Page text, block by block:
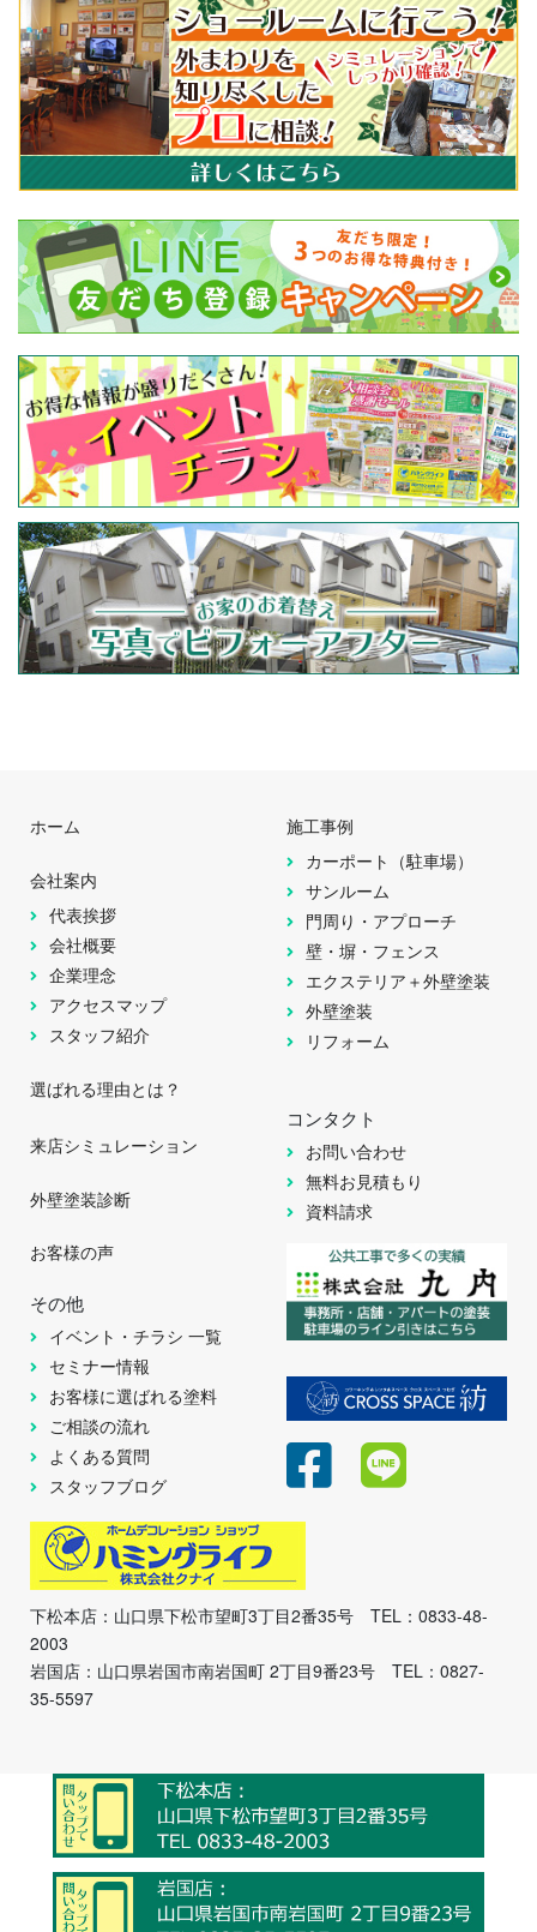
ホーム
会社案内
代表挨拶
会社概要
企業理念
アクセスマップ
スタッフ紹介
選ばれる理由とは？
施工事例
カーポート（駐車場）
サンルーム
門周り・アプローチ
壁・塀・フェンス
エクステリア＋外壁塗装
外壁塗装
リフォーム
来店シミュレーション
外壁塗装診断
お客様の声
その他
イベント・チラシ 一覧
セミナー情報
お客様に選ばれる塗料
ご相談の流れ
よくある質問
スタッフブログ
コンタクト
お問い合わせ
無料お見積もり
資料請求
下松本店：山口県下松市望町3丁目2番35号 TEL：0833-48-
2003
岩国店：山口県岩国市南岩国町 2丁目9番23号 TEL：0827-
35-5597